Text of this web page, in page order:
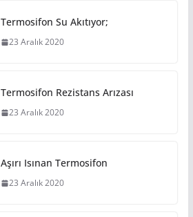
Termosifon Su Akıtıyor;
23 Aralık 2020
Termosifon Rezistans Arızası
23 Aralık 2020
Aşırı Isınan Termosifon
23 Aralık 2020